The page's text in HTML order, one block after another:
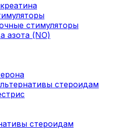
стимуляторы
азота (NO)
стероидам
стероидам